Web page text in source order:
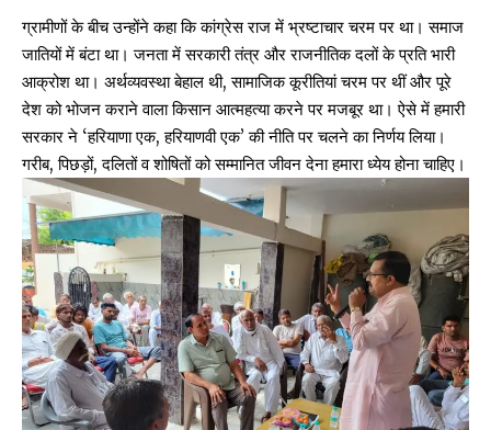
ग्रामीणों के बीच उन्होंने कहा कि कांग्रेस राज में भ्रष्टाचार चरम पर था। समाज
जातियों में बंटा था। जनता में सरकारी तंत्र और राजनीतिक दलों के प्रति भारी
आक्रोश था। अर्थव्यवस्था बेहाल थी, सामाजिक कूरीतियां चरम पर थीं और पूरे
देश को भोजन कराने वाला किसान आत्महत्या करने पर मजबूर था। ऐसे में हमारी
सरकार ने ‘हरियाणा एक, हरियाणवी एक’ की नीति पर चलने का निर्णय लिया।
गरीब, पिछड़ों, दलितों व शोषितों को सम्मानित जीवन देना हमारा ध्येय होना चाहिए।